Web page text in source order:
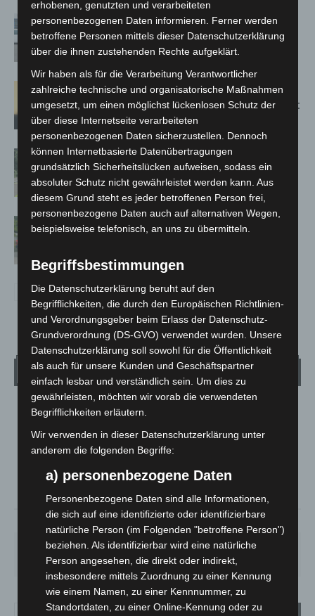
Niedersachsen: Feuerwehrkräfte
kehren nach Waldbrandeinsatz aus
Spanien zurück
Hannover: Erste Tigermücken-
Population in Niedersachsen entdeckt
Brand im „Haus der Begegnung“ in
Neuwarmbüchen schnell eingedämmt
Region Hannover: 21 neue
Kreuz
Wetter
LANGENHAGEN
Klarer Himmel
20.9
20.5
SA.
21°
SO.
34°
MO.
29°
DI.
23°
erhobenen, genutzten und verarbeiteten
personenbezogenen Daten informieren. Ferner werden
betroffene Personen mittels dieser Datenschutzerklärung
über die ihnen zustehenden Rechte aufgeklärt.
Wir haben als für die Verarbeitung Verantwortlicher
zahlreiche technische und organisatorische Maßnahmen
umgesetzt, um einen möglichst lückenlosen Schutz der
über diese Internetseite verarbeiteten
personenbezogenen Daten sicherzustellen. Dennoch
können Internetbasierte Datenübertragungen
grundsätzlich Sicherheitslücken aufweisen, sodass ein
absoluter Schutz nicht gewährleistet werden kann. Aus
diesem Grund steht es jeder betroffenen Person frei,
personenbezogene Daten auch auf alternativen Wegen,
beispielsweise telefonisch, an uns zu übermitteln.
Begriffsbestimmungen
Die Datenschutzerklärung beruht auf den
Begrifflichkeiten, die durch den Europäischen Richtlinien-
und Verordnungsgeber beim Erlass der Datenschutz-
Grundverordnung (DS-GVO) verwendet wurden. Unsere
Datenschutzerklärung soll sowohl für die Öffentlichkeit
als auch für unsere Kunden und Geschäftspartner
einfach lesbar und verständlich sein. Um dies zu
gewährleisten, möchten wir vorab die verwendeten
Begrifflichkeiten erläutern.
Wir verwenden in dieser Datenschutzerklärung unter
anderem die folgenden Begriffe:
a) personenbezogene Daten
Personenbezogene Daten sind alle Informationen,
die sich auf eine identifizierte oder identifizierbare
natürliche Person (im Folgenden "betroffene Person")
beziehen. Als identifizierbar wird eine natürliche
Person angesehen, die direkt oder indirekt,
insbesondere mittels Zuordnung zu einer Kennung
wie einem Namen, zu einer Kennnummer, zu
Standortdaten, zu einer Online-Kennung oder zu